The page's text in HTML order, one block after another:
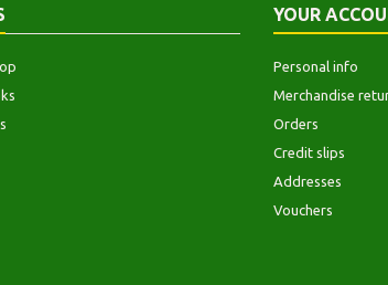
YOUR
Personal info
Merchandise
Orders
Credit slips
Addresses
Vouchers